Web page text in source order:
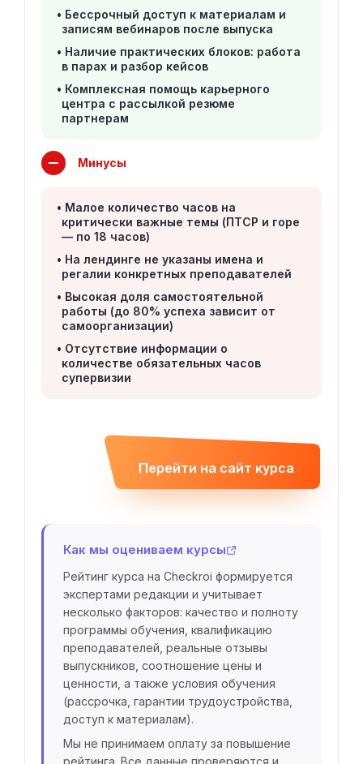
Бессрочный доступ к материалам и
записям вебинаров после выпуска
Наличие практических блоков: работа
в парах и разбор кейсов
Комплексная помощь карьерного
центра с рассылкой резюме
партнерам
Минусы
Малое количество часов на
критически важные темы (ПТСР и горе
— по 18 часов)
На лендинге не указаны имена и
регалии конкретных преподавателей
Высокая доля самостоятельной
работы (до 80% успеха зависит от
самоорганизации)
Отсутствие информации о
количестве обязательных часов
супервизии
Перейти на сайт курса
Как мы оцениваем курсы
Рейтинг курса на Checkroi формируется
экспертами редакции и учитывает
несколько факторов: качество и полноту
программы обучения, квалификацию
преподавателей, реальные отзывы
выпускников, соотношение цены и
ценности, а также условия обучения
(рассрочка, гарантии трудоустройства,
доступ к материалам).
Мы не принимаем оплату за повышение